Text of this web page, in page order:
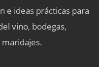
e ideas prácticas para
vino, bodegas,
maridajes.